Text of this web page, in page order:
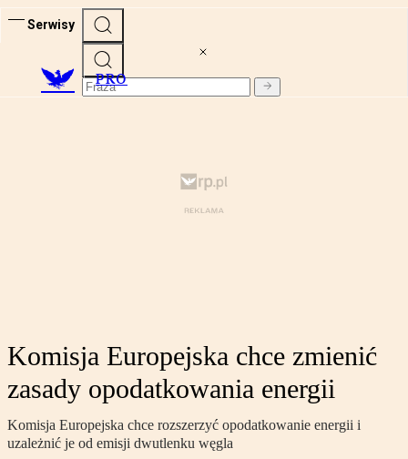
Serwisy
PRO
Komisja Europejska chce zmienić
zasady opodatkowania energii
Komisja Europejska chce rozszerzyć opodatkowanie energii i
uzależnić je od emisji dwutlenku węgla